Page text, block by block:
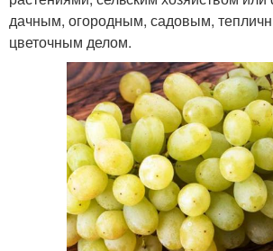
дачным, огородным, садовым,
цветочным делом.